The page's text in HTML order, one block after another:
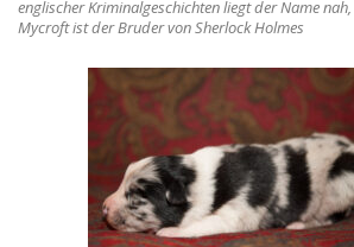
englischer Kriminalgeschichten liegt der Name nah,
Mycroft ist der Bruder von Sherlock Holmes